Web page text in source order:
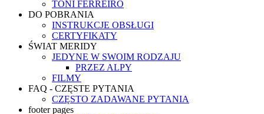
TONI FERREIRO
DO POBRANIA
INSTRUKCJE OBSŁUGI
CERTYFIKATY
ŚWIAT MERIDY
JEDYNE W SWOIM RODZAJU
PRZEZ ALPY
FILMY
FAQ - CZĘSTE PYTANIA
CZĘSTO ZADAWANE PYTANIA
footer pages